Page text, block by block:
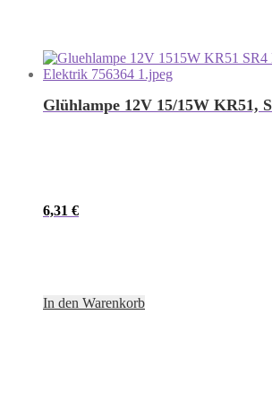
Glühlampe 12V 15/15W KR51,
6,31 €
In den Warenkorb